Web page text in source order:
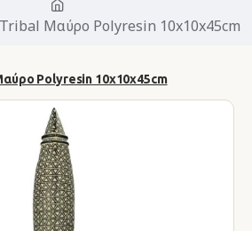
Μαύρο Polyresin 10x10x45cm
Polyresin 10x10x45cm